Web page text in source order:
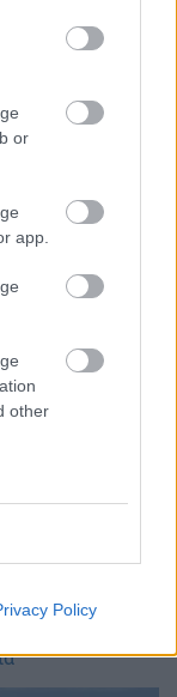
or
app.
other
Policy